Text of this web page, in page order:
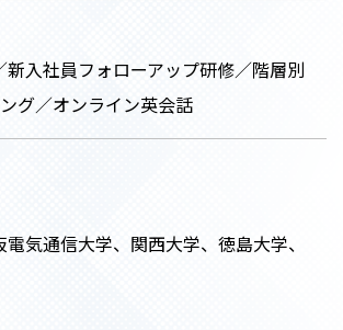
入社員フォローアップ研修／階層別
グ／オンライン英会話
気通信大学、関西大学、徳島大学、